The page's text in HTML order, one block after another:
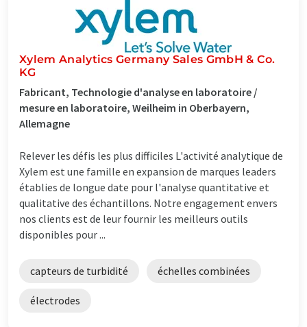
Xylem Analytics Germany Sales GmbH & Co.
KG
Fabricant, Technologie d'analyse en laboratoire /
mesure en laboratoire, Weilheim in Oberbayern,
Allemagne
Relever les défis les plus difficiles L'activité analytique de
Xylem est une famille en expansion de marques leaders
établies de longue date pour l'analyse quantitative et
qualitative des échantillons. Notre engagement envers
nos clients est de leur fournir les meilleurs outils
disponibles pour ...
capteurs de turbidité échelles combinées
électrodes